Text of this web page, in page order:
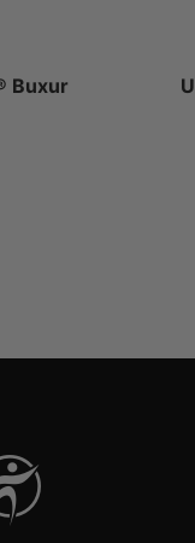
Buxur